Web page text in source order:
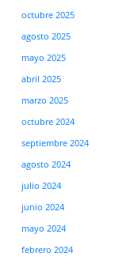
octubre 2025
agosto 2025
mayo 2025
abril 2025
marzo 2025
octubre 2024
septiembre 2024
agosto 2024
julio 2024
junio 2024
mayo 2024
febrero 2024